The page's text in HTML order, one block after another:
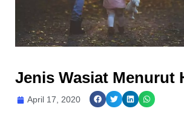
Jenis Wasiat Menurut
April 17, 2020